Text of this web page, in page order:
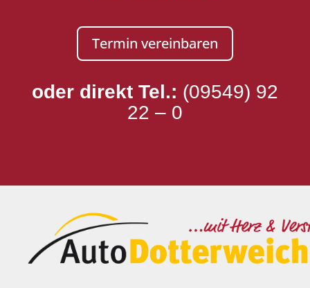
Termin vereinbaren
oder direkt Tel.: (09549) 92
22 – 0